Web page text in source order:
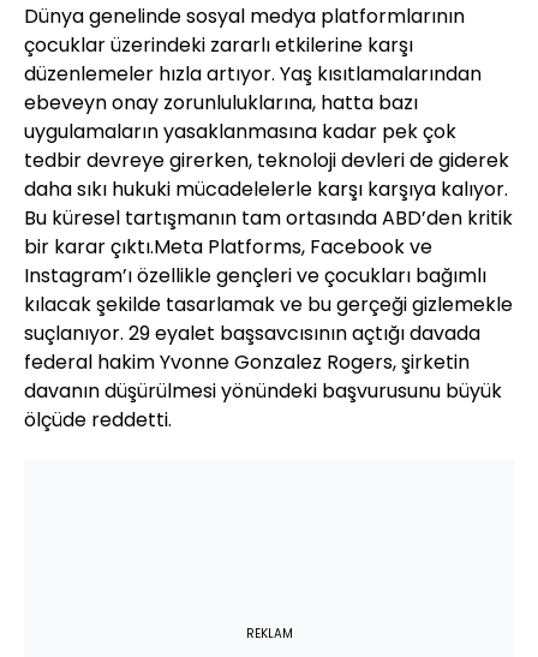
Dünya genelinde sosyal medya platformlarının
çocuklar üzerindeki zararlı etkilerine karşı
düzenlemeler hızla artıyor. Yaş kısıtlamalarından
ebeveyn onay zorunluluklarına, hatta bazı
uygulamaların yasaklanmasına kadar pek çok
tedbir devreye girerken, teknoloji devleri de giderek
daha sıkı hukuki mücadelelerle karşı karşıya kalıyor.
Bu küresel tartışmanın tam ortasında ABD’den kritik
bir karar çıktı.Meta Platforms, Facebook ve
Instagram’ı özellikle gençleri ve çocukları bağımlı
kılacak şekilde tasarlamak ve bu gerçeği gizlemekle
suçlanıyor. 29 eyalet başsavcısının açtığı davada
federal hakim Yvonne Gonzalez Rogers, şirketin
davanın düşürülmesi yönündeki başvurusunu büyük
ölçüde reddetti.
REKLAM